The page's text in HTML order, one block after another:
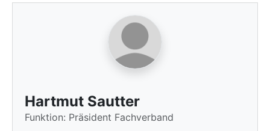
Hartmut Sautter
Funktion: Präsident Fachverband